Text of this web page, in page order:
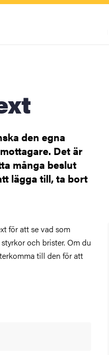
den egna
Det är
många beslut
lägga till, ta bort
för att se vad som
och brister. Om du
till den för att